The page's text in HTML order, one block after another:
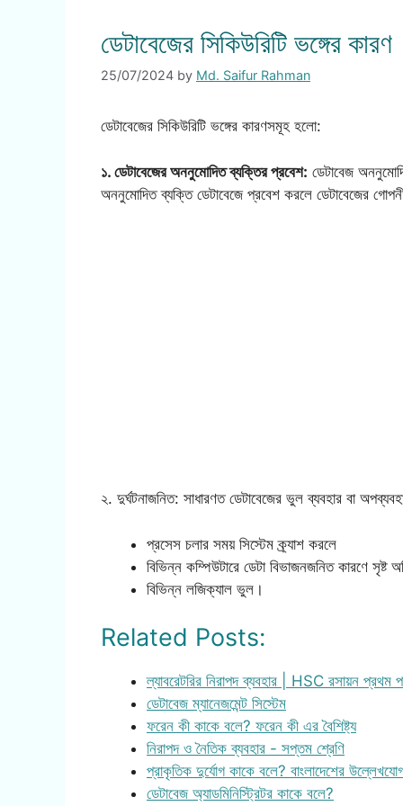
ডেটাবেজের সিকিউরিটি ভঙ্গের কারণ
25/07/2024 by Md. Saifur Rahman
ডেটাবেজের সিকিউরিটি ভঙ্গের কারণসমূহ হলো:
১. ডেটাবেজের অননুমোদিত ব্যক্তির প্রবেশ: ডেটাবেজ
অননুমোদিত ব্যক্তি ডেটাবেজে প্রবেশ করলে ডেটাবেজের
২. দুর্ঘটনাজনিত: সাধারণত ডেটাবেজের ভুল ব্যবহার বা
প্রসেস চলার সময় সিস্টেম ক্র্যাশ করলে
বিভিন্ন কম্পিউটারে ডেটা বিভাজনজনিত কারণে সৃষ্ট
বিভিন্ন লজিক্যাল ভুল।
Related Posts:
ল্যাবরেটরির নিরাপদ ব্যবহার | HSC রসায়ন
ডেটাবেজ ম্যানেজমেন্ট সিস্টেম
ফরেন কী কাকে বলে? ফরেন কী এর বৈশিষ্ট্য
নিরাপদ ও নৈতিক ব্যবহার - সপ্তম শ্রেণি
প্রাকৃতিক দুর্যোগ কাকে বলে? বাংলাদেশের
ডেটাবেজ অ্যাডমিনিস্ট্রিটর কাকে বলে?